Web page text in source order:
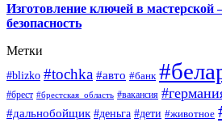
Изготовление ключей в мастерской
безопасность
Метки
#blizko #tochka #авто #банк
#брест #брестская_область #вакансия
#дальнобойщик #деньга #дети #животное